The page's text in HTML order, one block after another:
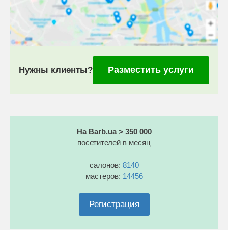
Нужны клиенты? Разместить услуги
На Barb.ua > 350 000
посетителей в месяц
салонов: 8140
мастеров: 14456
Регистрация